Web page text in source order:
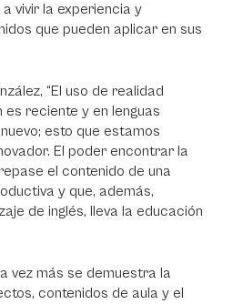
vivir la experiencia y
que pueden aplicar en sus
“El uso de realidad
reciente y en lenguas
esto que estamos
El poder encontrar la
el contenido de una
y que, además,
de inglés, lleva la educación
vez más se demuestra la
contenidos de aula y el